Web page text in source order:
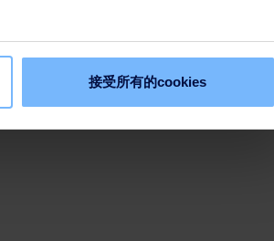
接受所有的cookies